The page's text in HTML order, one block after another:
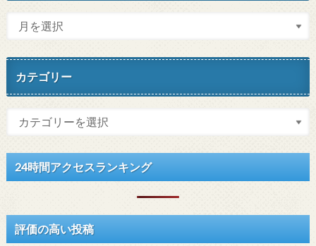
カテゴリー
24時間アクセスランキング
評価の高い投稿